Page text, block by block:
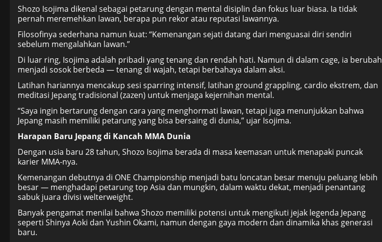
Shozo Isojima dikenal sebagai petarung dengan mental disiplin dan fokus luar biasa. Ia tidak
pernah meremehkan lawan, berapa pun rekor atau reputasi lawannya.
Filosofinya sederhana namun kuat: “Kemenangan sejati datang dari menguasai diri sendiri
sebelum mengalahkan lawan.”
Di luar ring, Isojima adalah pribadi yang tenang dan rendah hati. Namun di dalam cage, ia berubah
menjadi sosok berbeda — tenang di wajah, tetapi berbahaya dalam aksi.
Latihan hariannya mencakup sesi sparring intensif, latihan ground grappling, cardio ekstrem, dan
meditasi Jepang tradisional (zazen) untuk menjaga kejernihan mental.
“Saya ingin bertarung dengan cara yang menghormati lawan, tetapi juga menunjukkan bahwa
Jepang masih memiliki petarung yang bisa bersaing di dunia,” ujar Isojima.
Harapan Baru Jepang di Kancah MMA Dunia
Dengan usia baru 28 tahun, Shozo Isojima berada di masa keemasan untuk menapaki puncak
karier MMA-nya.
Kemenangan debutnya di ONE Championship menjadi batu loncatan besar menuju peluang lebih
besar — menghadapi petarung top Asia dan mungkin, dalam waktu dekat, menjadi penantang
sabuk juara divisi welterweight.
Banyak pengamat menilai bahwa Shozo memiliki potensi untuk mengikuti jejak legenda Jepang
seperti Shinya Aoki dan Yushin Okami, namun dengan gaya modern dan dinamika khas generasi
baru.